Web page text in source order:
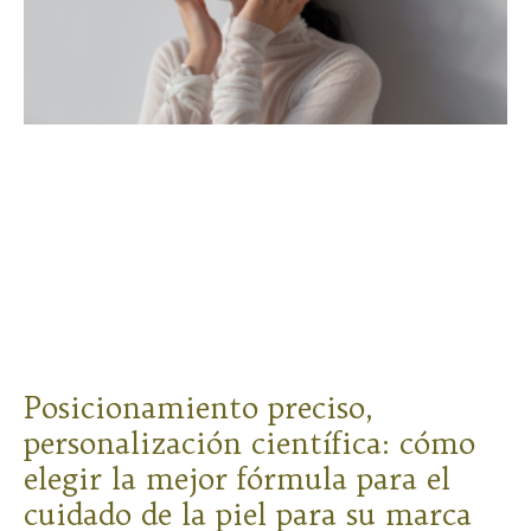
Posicionamiento preciso,
personalización científica: cómo
elegir la mejor fórmula para el
cuidado de la piel para su marca